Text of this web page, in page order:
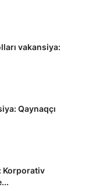
vakansiya:
Qaynaqçı
Korporativ